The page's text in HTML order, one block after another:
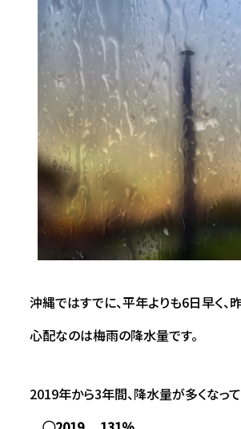
沖縄ではすでに、平年よりも6日早く、
心配なのは梅雨の降水量です。
2019年から3年間、降水量が多くなっ